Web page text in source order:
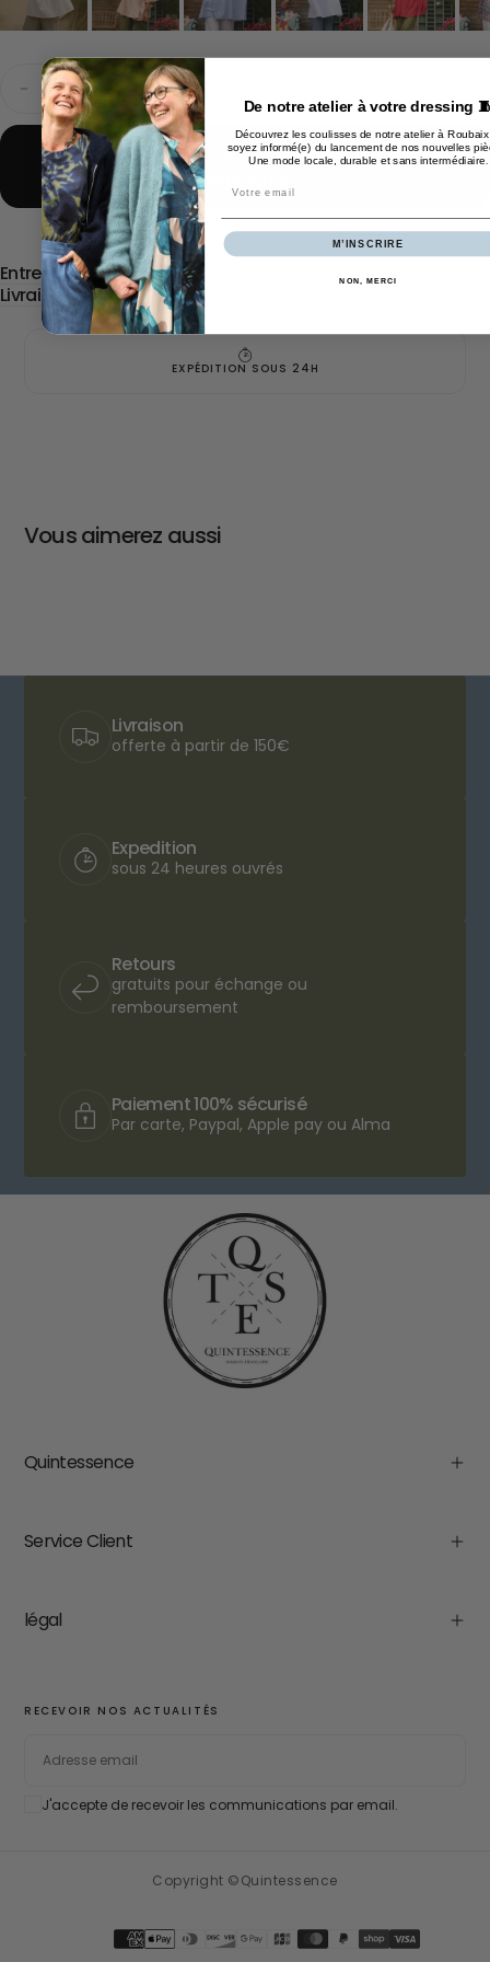
Quantité
Diminuer
quantité
pour
Blouse
Léopoldine
double
gaze
coton
canard
Augmenter
quantité
pour
Blouse
Léopoldine
-
double
gaze
de
coton
canard
M'avertir lorsque cet article est de nouveau
disponible
Entretien
Livraison & retour
EXPÉDITION SOUS 24H
Vous aimerez aussi
Livraison
offerte à partir de 150€
Expedition
sous 24 heures ouvrés
Retours
gratuits pour échange ou
remboursement
Paiement 100% sécurisé
Par carte, Paypal, Apple pay ou Alma
Quintessence
Service Client
légal
RECEVOIR NOS ACTUALITÉS
J'accepte de recevoir les communications par email.
Copyright ©Quintessence
Méthodes
De notre atelier à votre dressing
Découvrez les coulisses de notre atelier à
soyez informé(e) du lancement de nos nouvelles
Une mode locale, durable et sans intermédiaire.
M’INSCRIRE
NON, MERCI